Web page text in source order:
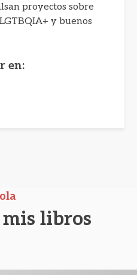
proyectos sobre
y buenos
en:
mis libros